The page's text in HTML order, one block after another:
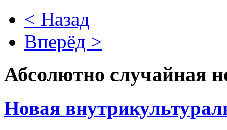
< Назад
Вперёд >
Абсолютно случайная
Новая